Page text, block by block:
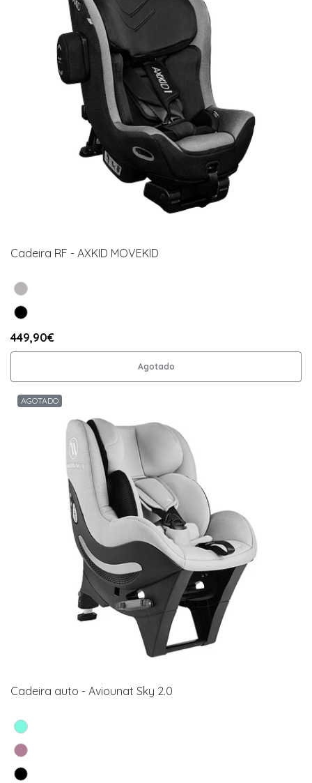
Cadeira RF - AXKID MOVEKID
449,90€
Agotado
AGOTADO
Cadeira auto - Aviounat Sky 2.0